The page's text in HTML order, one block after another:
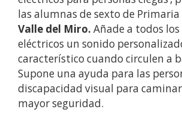
las alumnas de sexto de Primaria
Valle del Miro. Añade a todos los
eléctricos un sonido
característico cuando circulen a
Supone una ayuda para las
discapacidad visual para
mayor seguridad.